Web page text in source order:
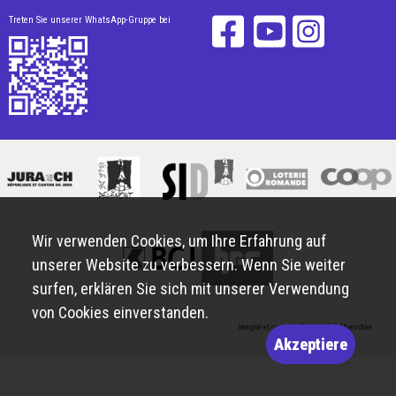
Treten Sie unserer WhatsApp-Gruppe bei
Imaginé et conçu parGiorgianni & Moeschler
Wir verwenden Cookies, um Ihre Erfahrung auf
unserer Website zu verbessern. Wenn Sie weiter
surfen, erklären Sie sich mit unserer Verwendung
von Cookies einverstanden.
Akzeptiere